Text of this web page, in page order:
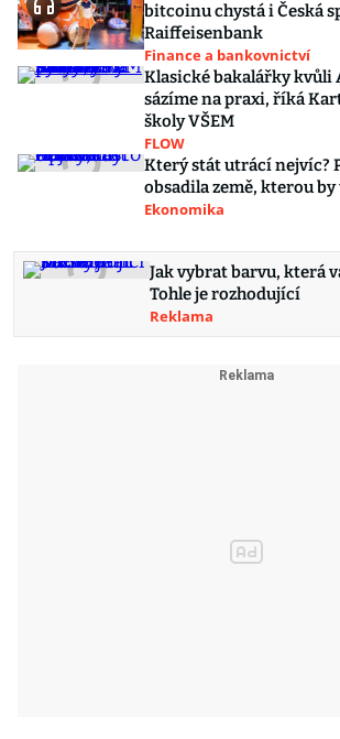
bitcoinu chystá i Česká
Raiffeisenbank
Finance a bankovnictví
Klasické bakalářky kvůli
sázíme na praxi, říká
školy VŠEM
FLOW
Který stát utrácí nejvíc?
obsadila země, kterou
Ekonomika
Jak vybrat barvu, která
Tohle je rozhodující
Reklama